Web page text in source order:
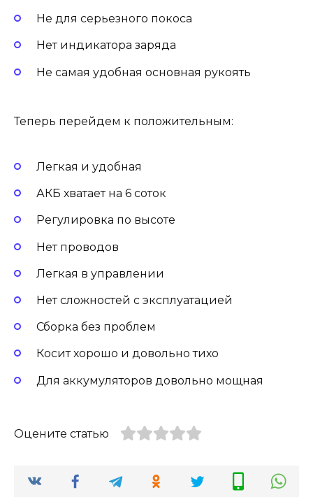
Не для серьезного покоса
Нет индикатора заряда
Не самая удобная основная рукоять
Теперь перейдем к положительным:
Легкая и удобная
АКБ хватает на 6 соток
Регулировка по высоте
Нет проводов
Легкая в управлении
Нет сложностей с эксплуатацией
Сборка без проблем
Косит хорошо и довольно тихо
Для аккумуляторов довольно мощная
Оцените статью